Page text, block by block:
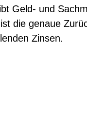
Geld- und
die genaue
Zinsen.